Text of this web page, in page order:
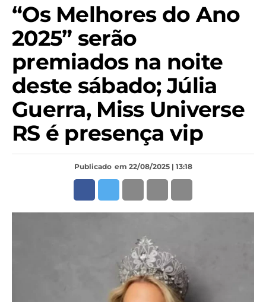
“Os Melhores do Ano
2025” serão
premiados na noite
deste sábado; Júlia
Guerra, Miss Universe
RS é presença vip
Publicado em 22/08/2025 | 13:18